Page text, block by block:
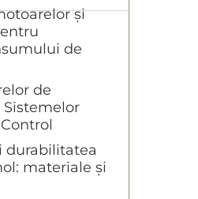
și
de
de
Sistemelor
durabilitatea
materiale și